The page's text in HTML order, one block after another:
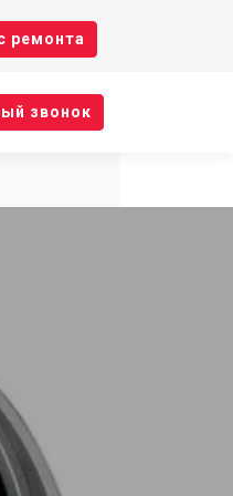
ремонта
звонок